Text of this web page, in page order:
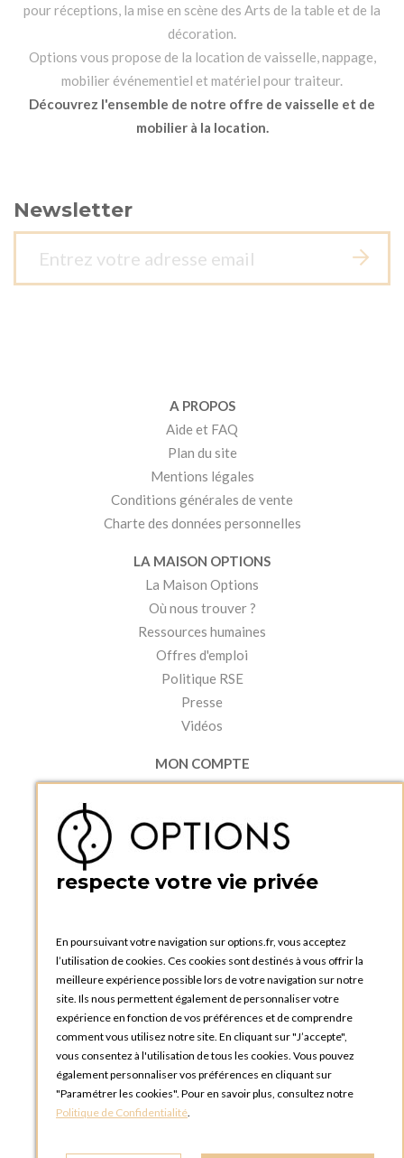
pour réceptions, la mise en scène des Arts de la table et de la
décoration.
Options vous propose de la location de vaisselle, nappage,
mobilier événementiel et matériel pour traiteur.
Découvrez l'ensemble de notre offre de vaisselle et de
mobilier à la location.
Newsletter
A PROPOS
Aide et FAQ
Plan du site
Mentions légales
Conditions générales de vente
Charte des données personnelles
LA MAISON OPTIONS
La Maison Options
Où nous trouver ?
Ressources humaines
Offres d'emploi
Politique RSE
Presse
Vidéos
MON COMPTE
Accéder à mon compte
Créer un compte
PRATIQUE
Catalogues et bons de commande
Tutoriels
OPTIONS LUXEMBOURG
13 rue Paul Rischard
5324 Contern
LUXEMBOURG
respecte votre vie privée
En poursuivant votre navigation sur options.fr, vous acceptez
l’utilisation de cookies. Ces cookies sont destinés à vous offrir la
meilleure expérience possible lors de votre navigation sur notre
site. Ils nous permettent également de personnaliser votre
expérience en fonction de vos préférences et de comprendre
comment vous utilisez notre site. En cliquant sur "J’accepte",
vous consentez à l'utilisation de tous les cookies. Vous pouvez
également personnaliser vos préférences en cliquant sur
"Paramétrer les cookies". Pour en savoir plus, consultez notre
Politique de Confidentialité.